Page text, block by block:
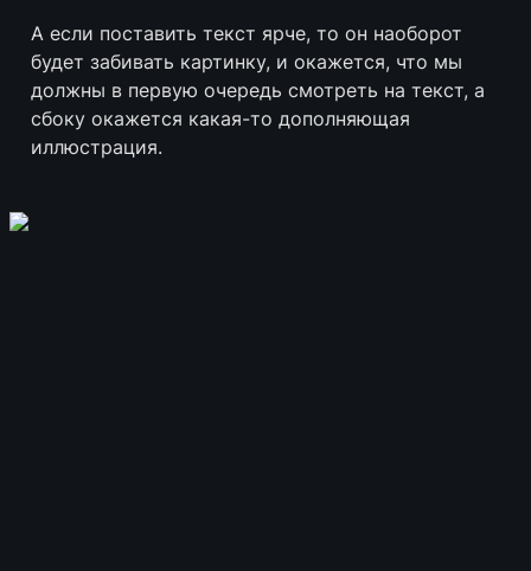
А если поставить текст ярче, то он наоборот
будет забивать картинку, и окажется, что мы
должны в первую очередь смотреть на текст, а
сбоку окажется какая-то дополняющая
иллюстрация.